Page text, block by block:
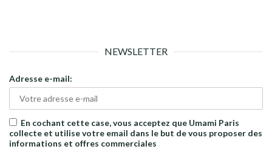
NEWSLETTER
Adresse e-mail:
En cochant cette case, vous acceptez que Umami Paris
collecte et utilise votre email dans le but de vous proposer des
informations et offres commerciales